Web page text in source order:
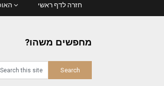
חזרה לדף ראשי
מחפשים משהו?